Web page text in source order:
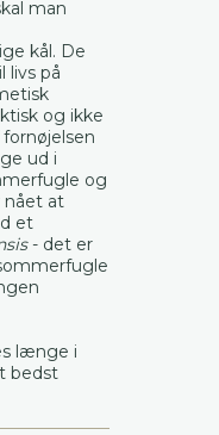
man
kål. De
livs på
og ikke
ud i
og
nået at
et
- det er
længe i
bedst